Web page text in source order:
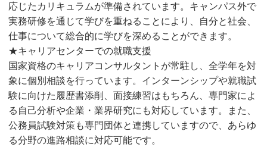
応じたカリキュラムが準備されています。キャンパス外で
実務研修を通じて学びを重ねることにより、自分と社会、
仕事について総合的に学びを深めることができます。
★キャリアセンターでの就職支援
国家資格のキャリアコンサルタントが常駐し、全学年を対
象に個別相談を行っています。インターンシップや就職試
験に向けた履歴書添削、面接練習はもちろん、専門家によ
る自己分析や企業・業界研究にも対応しています。また、
公務員試験対策も専門団体と連携していますので、あらゆ
る分野の進路相談に対応可能です。